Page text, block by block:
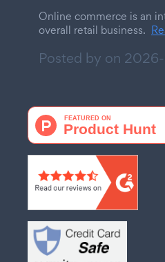
Online commerce is an
overall retail business.
Posted by on